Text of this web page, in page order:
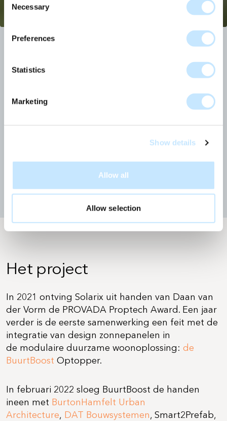
Selection
Necessary
Preferences
Statistics
Marketing
Show details
Allow all
Allow selection
Klant
Vorm
Solarix panelen
2.950 kWh per jaar
Het project
In 2021 ontving Solarix uit handen van Daan van
der Vorm de PROVADA Proptech Award. Een jaar
verder is de eerste samenwerking een feit met de
integratie van design zonnepanelen in
de modulaire duurzame woonoplossing: de
BuurtBoost Optopper.
In februari 2022 sloeg BuurtBoost de handen
ineen met BurtonHamfelt Urban
Architecture, DAT Bouwsystemen, Smart2Prefab,